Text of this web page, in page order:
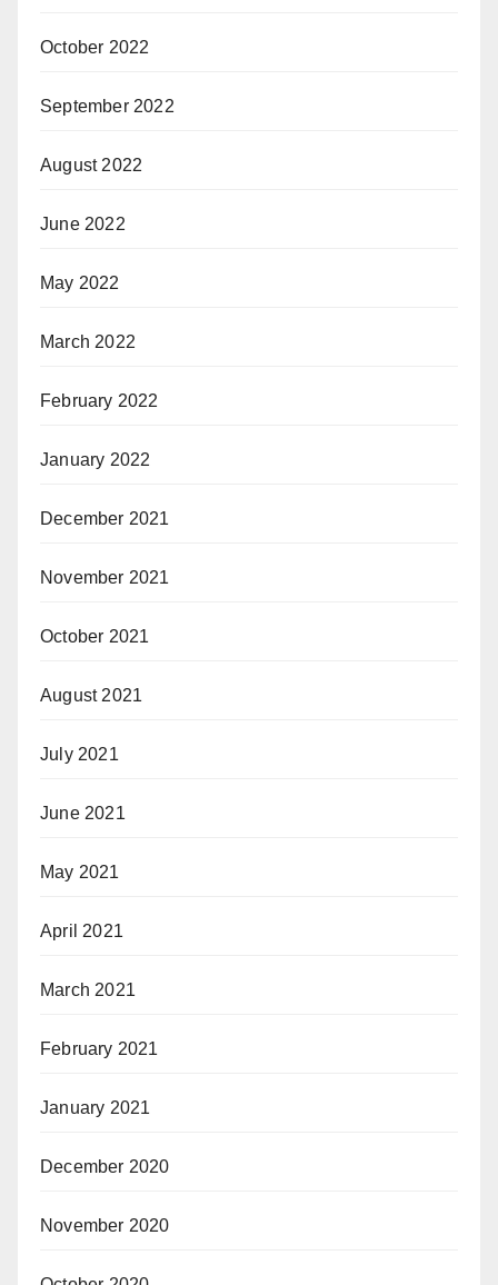
October 2022
September 2022
August 2022
June 2022
May 2022
March 2022
February 2022
January 2022
December 2021
November 2021
October 2021
August 2021
July 2021
June 2021
May 2021
April 2021
March 2021
February 2021
January 2021
December 2020
November 2020